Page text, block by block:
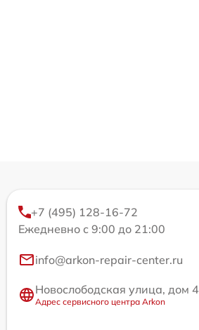
+7 (495) 128-16-72
Ежедневно с 9:00 до 21:00
info@arkon-repair-center.ru
Новослободская улица, дом 4
Адрес сервисного центра Arkon